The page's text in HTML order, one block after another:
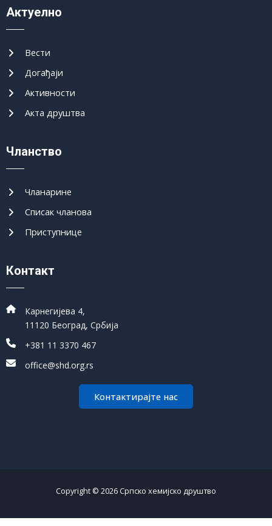
Актуелно
Вести
Догађаји
Активности
Акта друштва
Чланство
Чланарине
Списак чланова
Приступнице
Контакт
Карнегијева 4,
11120 Београд, Србија
+381 11 3370 467
office@shd.org.rs
Контактирајте нас
Copyright © 2026 Српско хемијско друштво